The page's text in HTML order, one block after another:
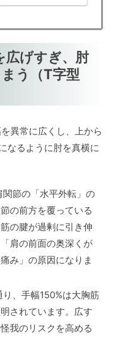
げすぎ、肘
う（T字型
異常に広くし、上から
なるように肘を真横に
関節の「水平外転」の
の前方を覆っている
の腱が過剰に引き伸
肩の前面の奥深くが
み」の原因になりま
り、手幅150%は大胸筋
されています。広す
我のリスクを高める